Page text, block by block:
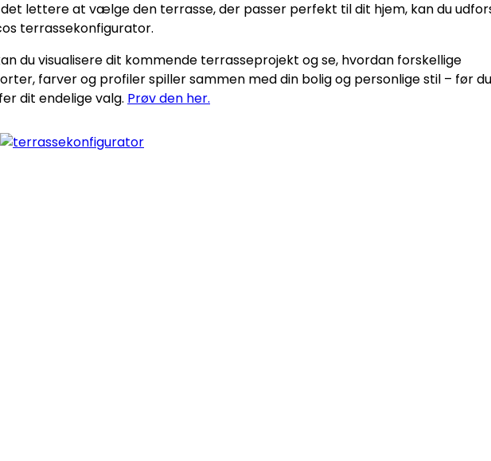
lettere at vælge den terrasse, der passer perfekt til dit hjem, kan du
terrassekonfigurator.
du visualisere dit kommende terrasseprojekt og se, hvordan forskellige
farver og profiler spiller sammen med din bolig og personlige stil – før du
dit endelige valg. Prøv den her.